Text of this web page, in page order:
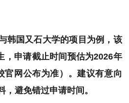
国又石大学的项目为例，该
，申请截止时间预估为2026年
官网公布为准）。建议有意向
，避免错过申请时间。